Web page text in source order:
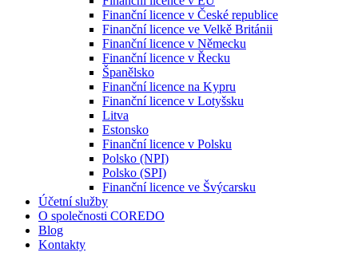
Finanční licence v České republice
Finanční licence ve Velkě Británii
Finanční licence v Německu
Finanční licence v Řecku
Španělsko
Finanční licence na Kypru
Finanční licence v Lotyšsku
Litva
Estonsko
Finanční licence v Polsku
Polsko (NPI)
Polsko (SPI)
Finanční licence ve Švýcarsku
Účetní služby
O společnosti COREDO
Blog
Kontakty